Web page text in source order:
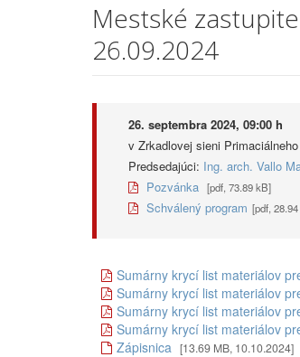
Mestské
26.09.2024
26. septembra 2024, 09:00 h
v Zrkadlovej sieni
Predsedajúci: Ing. arch. Vallo
Pozvánka [pdf, 73.89 kB]
Schválený program [pdf,
Sumárny krycí list materiálov
Sumárny krycí list materiálov
Sumárny krycí list materiálov
Sumárny krycí list materiálov
Zápisnica [13.69 MB, 10.10.2024]